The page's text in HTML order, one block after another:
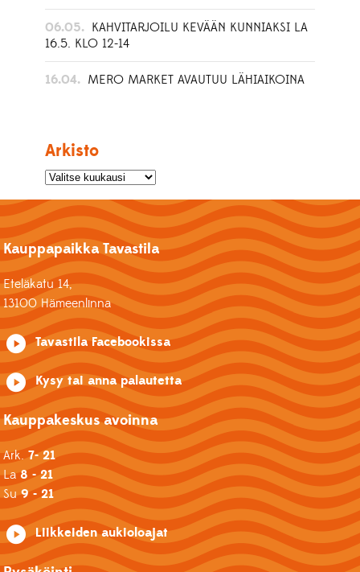
06.05. KAHVITARJOILU KEVÄÄN KUNNIAKSI LA
16.5. KLO 12-14
16.04. MERO MARKET AVAUTUU LÄHIAIKOINA
Arkisto
Kauppapaikka Tavastila
Eteläkatu 14,
13100 Hämeenlinna
Tavastila Facebookissa
Kysy tai anna palautetta
Kauppakeskus avoinna
Ark.7- 21
La8 - 21
Su9 - 21
Liikkeiden aukioloajat